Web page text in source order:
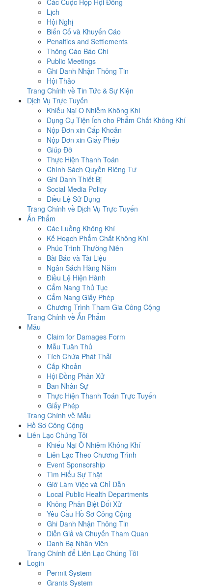
Các Cuộc Họp Hội Đồng
Lịch
Hội Nghị
Biến Cố và Khuyến Cáo
Penalties and Settlements
Thông Cáo Báo Chí
Public Meetings
Ghi Danh Nhận Thông Tin
Hội Thảo
Trang Chính về Tin Tức & Sự Kiện
Dịch Vụ Trực Tuyến
Khiếu Nại Ô Nhiễm Không Khí
Dụng Cụ Tiện Ích cho Phẩm Chất Không Khí
Nộp Đơn xin Cấp Khoản
Nộp Đơn xin Giấy Phép
Giúp Đỡ
Thực Hiện Thanh Toán
Chính Sách Quyền Riêng Tư
Ghi Danh Thiết Bị
Social Media Policy
Điều Lệ Sử Dụng
Trang Chính về Dịch Vụ Trực Tuyến
Ấn Phẩm
Các Luồng Không Khí
Kế Hoạch Phẩm Chất Không Khí
Phúc Trình Thường Niên
Bài Báo và Tài Liệu
Ngân Sách Hàng Năm
Điều Lệ Hiện Hành
Cẩm Nang Thủ Tục
Cẩm Nang Giấy Phép
Chương Trình Tham Gia Công Cộng
Trang Chính về Ấn Phẩm
Mẫu
Claim for Damages Form
Mẫu Tuân Thủ
Tích Chứa Phát Thải
Cấp Khoản
Hội Đồng Phân Xử
Ban Nhân Sự
Thực Hiện Thanh Toán Trực Tuyến
Giấy Phép
Trang Chính về Mẫu
Hồ Sơ Công Cộng
Liên Lạc Chúng Tôi
Khiếu Nại Ô Nhiễm Không Khí
Liên Lạc Theo Chương Trình
Event Sponsorship
Tìm Hiểu Sự Thật
Giờ Làm Việc và Chỉ Dẫn
Local Public Health Departments
Không Phân Biệt Đối Xử
Yêu Cầu Hồ Sơ Công Cộng
Ghi Danh Nhận Thông Tin
Diễn Giả và Chuyến Tham Quan
Danh Bạ Nhân Viên
Trang Chính để Liên Lạc Chúng Tôi
Login
Permit System
Grants System